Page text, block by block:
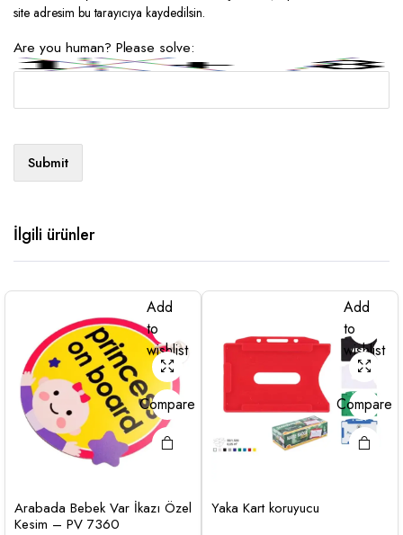
site adresim bu tarayıcıya kaydedilsin.
Are you human? Please solve:
İlgili ürünler
Add
to
wishlist
Compare
Arabada Bebek Var İkazı Özel
Kesim – PV 7360
Add
to
wishlist
Compare
Yaka Kart koruyucu